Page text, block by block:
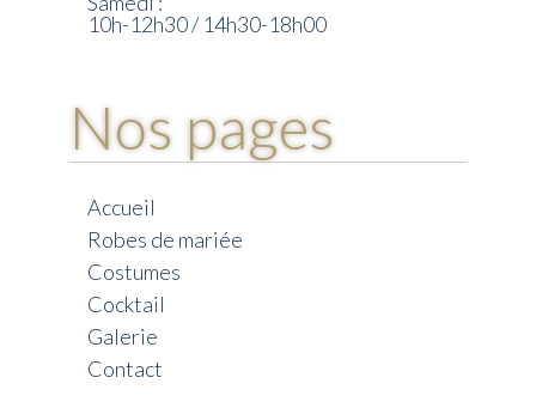
10h-12h30 / 14h30-18h00
Nos pages
Accueil
Robes de mariée
Costumes
Cocktail
Galerie
Contact